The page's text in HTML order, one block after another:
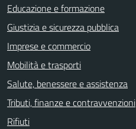
Educazione e formazione
Giustizia e sicurezza pubblica
Imprese e commercio
Mobilità e trasporti
Salute, benessere e assistenza
Tributi, finanze e contravvenzioni
Rifiuti